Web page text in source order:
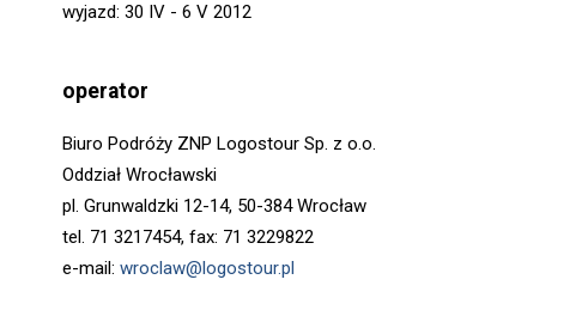
wyjazd: 30 IV - 6 V 2012
operator
Biuro Podróży ZNP Logostour Sp. z o.o.
Oddział Wrocławski
pl. Grunwaldzki 12-14, 50-384 Wrocław
tel. 71 3217454, fax: 71 3229822
e-mail: wroclaw@logostour.pl